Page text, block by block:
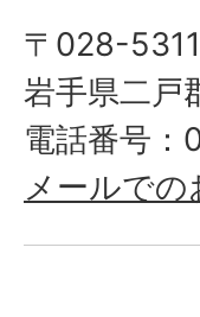
〒028-5311
岩手県二戸
電話番号
メールでの